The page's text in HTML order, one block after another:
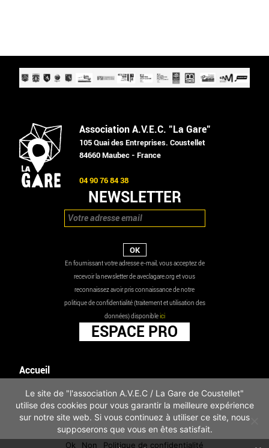
Association A.V.E.C. "La Gare"
105 Quai des Entreprises. Coustellet
84660 Maubec - France
04 90 76 84 38
NEWSLETTER
En fournissant votre adresse e-mail, vous acceptez de
recevoir la newsletter de aveclagare.org et vous
reconnaissez avoir pris connaissance de notre
politique de confidentialité (traitement et utilisation des
données) disponibleici
ESPACE PRO
Accueil
Les actualités
Mentions légales
Infos pratiques
Politique de confidentialité
Le site de "l'association A.V.E.C / La Gare de Coustellet"
utilise des cookies pour vous garantir la meilleure expérience
sur notre site web. Si vous continuez à utiliser ce site, nous
supposerons que vous en êtes satisfait.
Ok Non Politique de confidentialité